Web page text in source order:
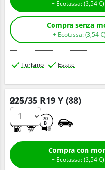
+ Ecotassa: (3,54€
+ Ecotassa: (3,54€
Turismo Estate
225/35 R19 Y (88)
70
B
Q.tà
+ Ecotassa: (3,54€